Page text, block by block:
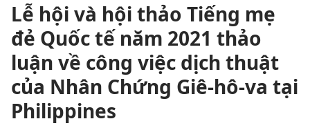
Lễ hội và hội thảo Tiếng mẹ
đẻ Quốc tế năm 2021 thảo
luận về công việc dịch thuật
của Nhân Chứng Giê-hô-va tại
Philippines